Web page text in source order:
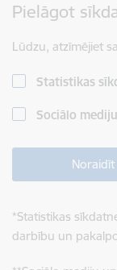
Pielāgot
Lūdzu, atzīmējiet
Statistikas
Sociālo
Noraidīt
*Statistikas
darbību un